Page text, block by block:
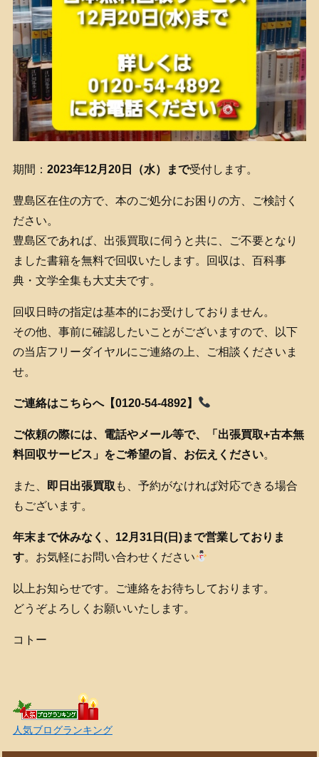
期間： 2023年12月20日（水）まで受付します。
豊島区在住の方で、本のご処分にお困りの方、ご検討く
ださい。
豊島区であれば、出張買取に伺うと共に、ご不要となり
ました書籍を無料で回収いたします。回収は、百科事
典・文学全集も大丈夫です。
回収日時の指定は基本的にお受けしておりません。
その他、事前に確認したいことがございますので、以下
の当店フリーダイヤルにご連絡の上、ご相談くださいま
せ。
ご連絡はこちらへ【0120-54-4892】
ご依頼の際には、電話やメール等で、「出張買取+古本無
料回収サービス」をご希望の旨、お伝えください。
また、 即日出張買取 も、予約がなければ対応できる場合
もございます。
年末まで休みなく、12月31日(日)まで営業しておりま
す。お気軽にお問い合わせください
以上お知らせです。ご連絡をお待ちしております。
どうぞよろしくお願いいたします。
コトー
人気ブログランキング